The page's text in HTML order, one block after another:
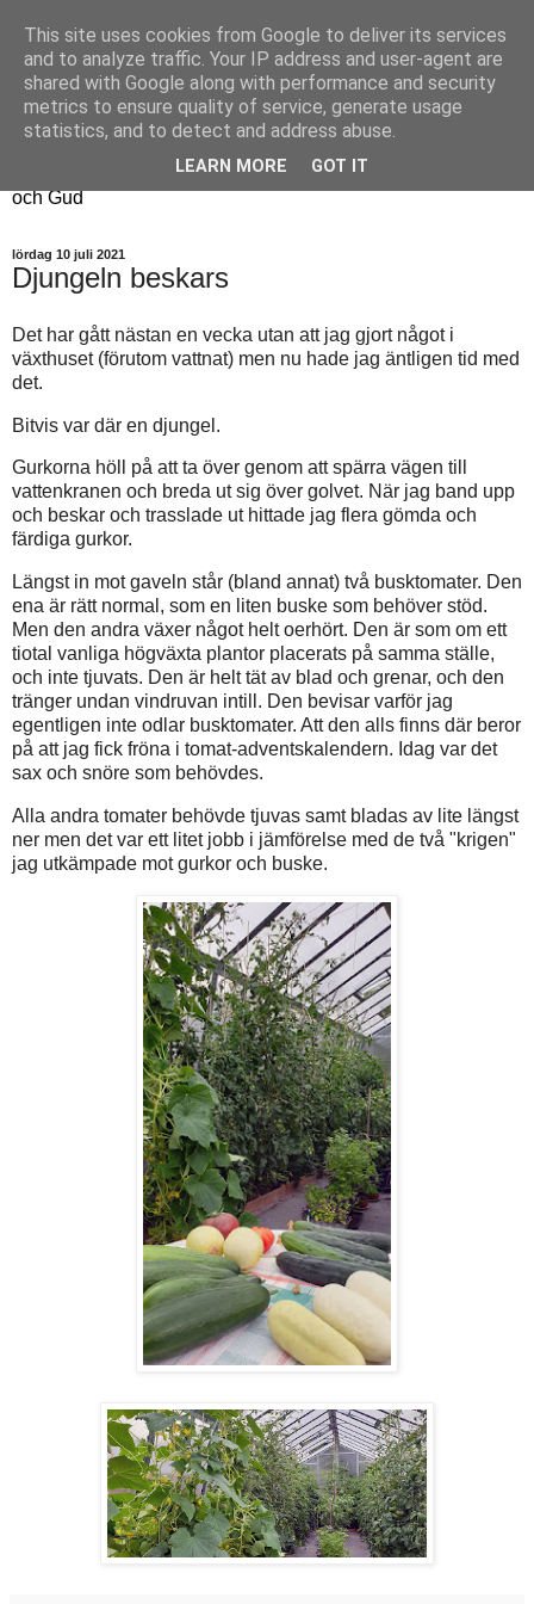
Fyren
Fyren finns för att sprida ljus i mörkret
För att påminna om guldkanterna i tillvaron
Här samsas jakt, hantverk, odling, och andra tankar om livet
och Gud
lördag 10 juli 2021
Djungeln beskars
Det har gått nästan en vecka utan att jag gjort något i
växthuset (förutom vattnat) men nu hade jag äntligen tid med
det.
Bitvis var där en djungel.
Gurkorna höll på att ta över genom att spärra vägen till
vattenkranen och breda ut sig över golvet. När jag band upp
och beskar och trasslade ut hittade jag flera gömda och
färdiga gurkor.
Längst in mot gaveln står (bland annat) två busktomater. Den
ena är rätt normal, som en liten buske som behöver stöd.
Men den andra växer något helt oerhört. Den är som om ett
tiotal vanliga högväxta plantor placerats på samma ställe,
och inte tjuvats. Den är helt tät av blad och grenar, och den
tränger undan vindruvan intill. Den bevisar varför jag
egentligen inte odlar busktomater. Att den alls finns där beror
på att jag fick fröna i tomat-adventskalendern. Idag var det
sax och snöre som behövdes.
Alla andra tomater behövde tjuvas samt bladas av lite längst
ner men det var ett litet jobb i jämförelse med de två "krigen"
jag utkämpade mot gurkor och buske.
This site uses cookies from Google to deliver its services
and to analyze traffic. Your IP address and user-agent are
shared with Google along with performance and security
metrics to ensure quality of service, generate usage
statistics, and to detect and address abuse.
LEARN MORE GOT IT